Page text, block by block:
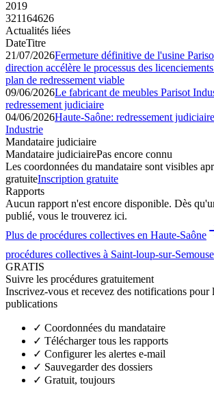
2019
321164626
Actualités liées
DateTitre
21/07/2026Fermeture définitive de l'usine
direction accélère le processus des
plan de redressement viable
09/06/2026Le fabricant de meubles Parisot
redressement judiciaire
04/06/2026Haute-Saône: redressement
Industrie
Mandataire judiciaire
Mandataire judiciairePas encore connu
Les coordonnées du mandataire sont visibles
gratuiteInscription gratuite
Rapports
Aucun rapport n'est encore disponible. Dès
publié, vous le trouverez ici.
Plus de procédures collectives en Haute-Saône
procédures collectives à Saint-loup-sur-Semouse
GRATIS
Suivre les procédures gratuitement
Inscrivez-vous et recevez des notifications pour
publications
✓ Coordonnées du mandataire
✓ Télécharger tous les rapports
✓ Configurer les alertes e-mail
✓ Sauvegarder des dossiers
✓ Gratuit, toujours